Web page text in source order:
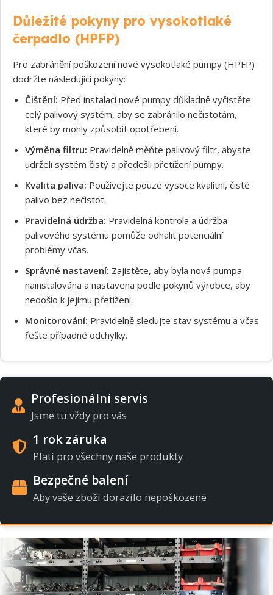
Důležité pokyny pro vysokotlaké
čerpadlo (HPFP)
Pro zabránění poškození nové vysokotlaké pumpy (HPFP)
dodržte následující pokyny:
Čištění: Před instalací nové pumpy důkladně vyčistěte
celý palivový systém, aby se zabránilo nečistotám,
které by mohly způsobit opotřebení.
Výměna filtru: Pravidelně měňte palivový filtr, abyste
udrželi systém čistý a předešli přetížení pumpy.
Kvalita paliva: Používejte pouze vysoce kvalitní, čisté
palivo bez nečistot.
Pravidelná údržba: Pravidelná kontrola a údržba
palivového systému pomůže odhalit potenciální
problémy včas.
Správné nastavení: Zajistěte, aby byla nová pumpa
nainstalována a nastavena podle pokynů výrobce, aby
nedošlo k jejímu přetížení.
Monitorování: Pravidelně sledujte stav systému a včas
řešte případné odchylky.
Profesionální servis
Jsme tu vždy pro vás
1 rok záruka
Platí pro všechny naše produkty
Bezpečné balení
Aby vaše zboží dorazilo nepoškozené
Souhlasím s GDPR